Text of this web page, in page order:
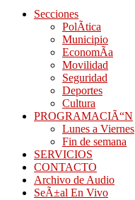
Secciones
PolÃ­tica
Municipio
EconomÃ­a
Movilidad
Seguridad
Deportes
Cultura
PROGRAMACIÃ“N
Lunes a Viernes
Fin de semana
SERVICIOS
CONTACTO
Archivo de Audio
SeÃ±al En Vivo